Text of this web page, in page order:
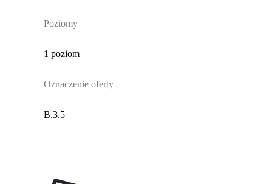
Poziomy
1 poziom
Oznaczenie oferty
B.3.5